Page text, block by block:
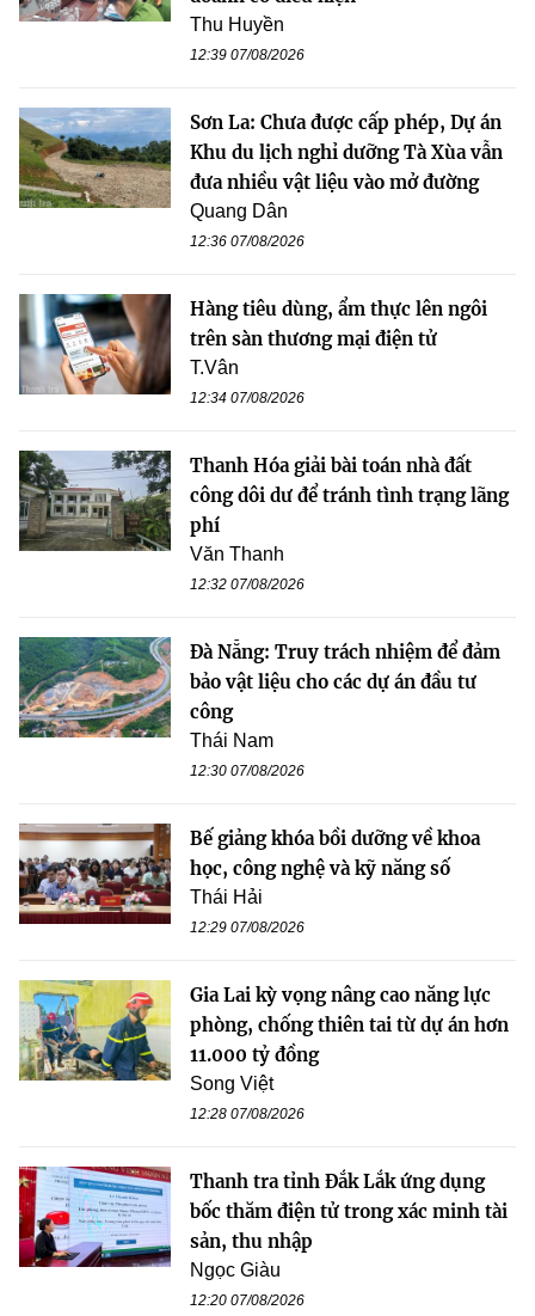
Thu Huyền
12:39 07/08/2026
Sơn La: Chưa được cấp phép, Dự án
Khu du lịch nghỉ dưỡng Tà Xùa vẫn
đưa nhiều vật liệu vào mở đường
Quang Dân
12:36 07/08/2026
Hàng tiêu dùng, ẩm thực lên ngôi
trên sàn thương mại điện tử
T.Vân
12:34 07/08/2026
Thanh Hóa giải bài toán nhà đất
công dôi dư để tránh tình trạng lãng
phí
Văn Thanh
12:32 07/08/2026
Đà Nẵng: Truy trách nhiệm để đảm
bảo vật liệu cho các dự án đầu tư
công
Thái Nam
12:30 07/08/2026
Bế giảng khóa bồi dưỡng về khoa
học, công nghệ và kỹ năng số
Thái Hải
12:29 07/08/2026
Gia Lai kỳ vọng nâng cao năng lực
phòng, chống thiên tai từ dự án hơn
11.000 tỷ đồng
Song Việt
12:28 07/08/2026
Thanh tra tỉnh Đắk Lắk ứng dụng
bốc thăm điện tử trong xác minh tài
sản, thu nhập
Ngọc Giàu
12:20 07/08/2026